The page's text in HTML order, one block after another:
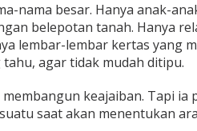
nama besar. Hanya anak-
belepotan tanah. Hanya
lembar-lembar kertas yang
agar tidak mudah ditipu.
keajaiban. Tapi ia
saat akan menentukan